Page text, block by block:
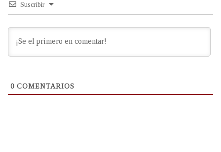
Suscribir
0 COMENTARIOS